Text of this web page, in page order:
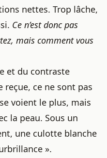
nettes. Trop lâche,
Ce n’est donc pas
mais comment vous
et du contraste
reçue, ce ne sont pas
voient le plus, mais
la peau. Sous un
une culotte blanche
».